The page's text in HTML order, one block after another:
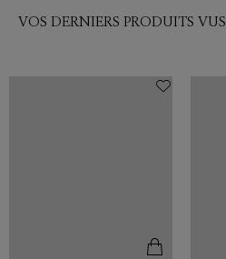
VOS DERNIERS PRODUITS VUS